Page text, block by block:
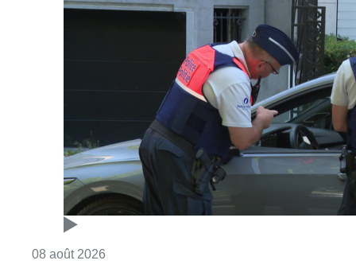
08 août 2026